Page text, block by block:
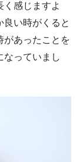
感じますよ
い時がくると
があったことを
なっていまし